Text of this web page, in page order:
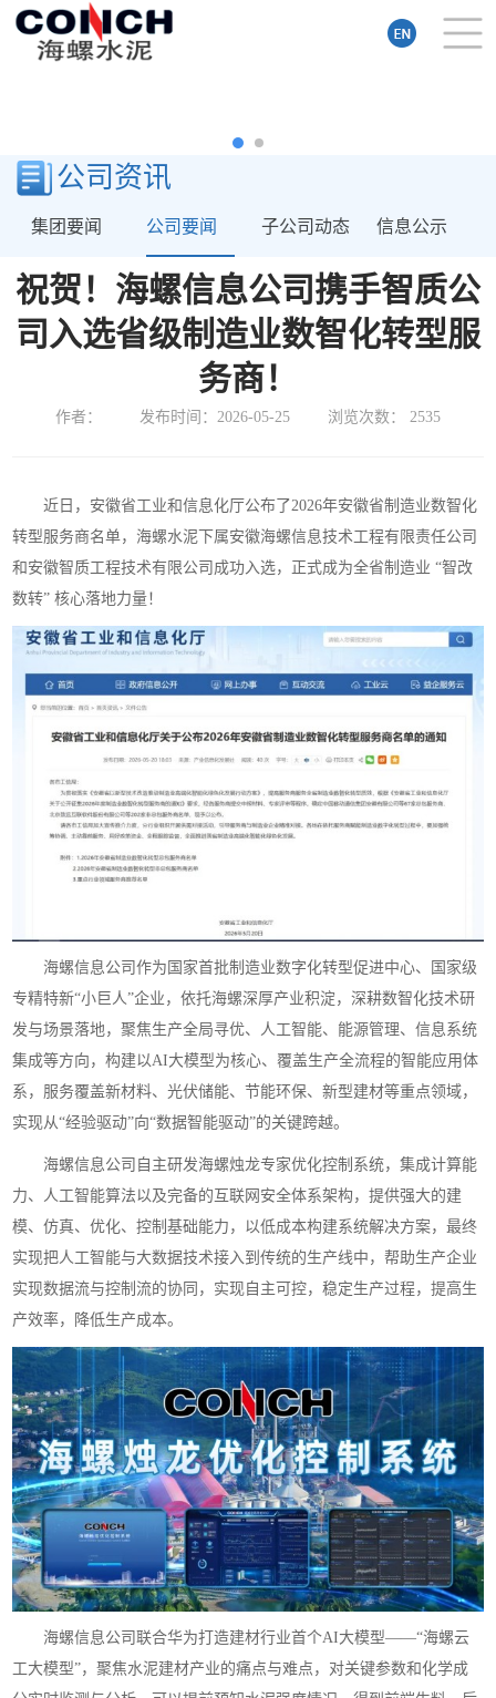
公司资讯
集团要闻 公司要闻 子公司动态 信息公示
祝贺！海螺信息公司携手智质公
司入选省级制造业数智化转型服
务商！
作者： 发布时间：2026-05-25 浏览次数： 2535
近日，安徽省工业和信息化厅公布了2026年安徽省制造业数智化
转型服务商名单，海螺水泥下属安徽海螺信息技术工程有限责任公司
和安徽智质工程技术有限公司成功入选，正式成为全省制造业 “智改
数转” 核心落地力量！
海螺信息公司作为国家首批制造业数字化转型促进中心、国家级
专精特新“小巨人”企业，依托海螺深厚产业积淀，深耕数智化技术研
发与场景落地，聚焦生产全局寻优、人工智能、能源管理、信息系统
集成等方向，构建以AI大模型为核心、覆盖生产全流程的智能应用体
系，服务覆盖新材料、光伏储能、节能环保、新型建材等重点领域，
实现从“经验驱动”向“数据智能驱动”的关键跨越。
海螺信息公司自主研发海螺烛龙专家优化控制系统，集成计算能
力、人工智能算法以及完备的互联网安全体系架构，提供强大的建
模、仿真、优化、控制基础能力，以低成本构建系统解决方案，最终
实现把人工智能与大数据技术接入到传统的生产线中，帮助生产企业
实现数据流与控制流的协同，实现自主可控，稳定生产过程，提高生
产效率，降低生产成本。
海螺信息公司联合华为打造建材行业首个AI大模型——“海螺云
工大模型”，聚焦水泥建材产业的痛点与难点，对关键参数和化学成